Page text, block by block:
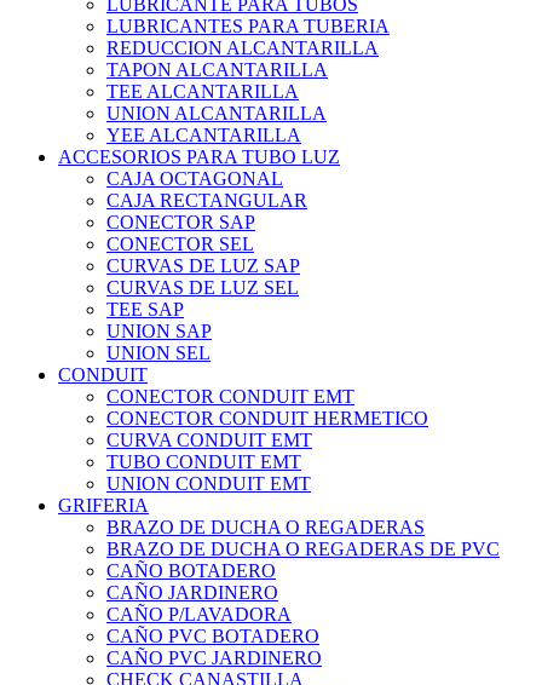
LUBRICANTE PARA TUBOS
LUBRICANTES PARA TUBERIA
REDUCCION ALCANTARILLA
TAPON ALCANTARILLA
TEE ALCANTARILLA
UNION ALCANTARILLA
YEE ALCANTARILLA
ACCESORIOS PARA TUBO LUZ
CAJA OCTAGONAL
CAJA RECTANGULAR
CONECTOR SAP
CONECTOR SEL
CURVAS DE LUZ SAP
CURVAS DE LUZ SEL
TEE SAP
UNION SAP
UNION SEL
CONDUIT
CONECTOR CONDUIT EMT
CONECTOR CONDUIT HERMETICO
CURVA CONDUIT EMT
TUBO CONDUIT EMT
UNION CONDUIT EMT
GRIFERIA
BRAZO DE DUCHA O REGADERAS
BRAZO DE DUCHA O REGADERAS DE PVC
CAÑO BOTADERO
CAÑO JARDINERO
CAÑO P/LAVADORA
CAÑO PVC BOTADERO
CAÑO PVC JARDINERO
CHECK CANASTILLA